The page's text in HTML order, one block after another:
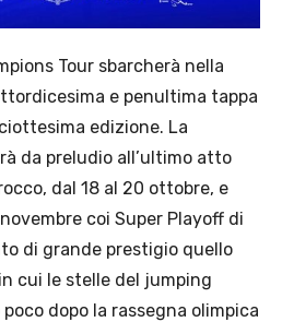
Tour sbarcherà nella
e penultima tappa
edizione. La
da preludio all’ultimo atto
dal 18 al 20 ottobre, e
coi Super Playoff di
di grande prestigio quello
cui le stelle del jumping
dopo la rassegna olimpica